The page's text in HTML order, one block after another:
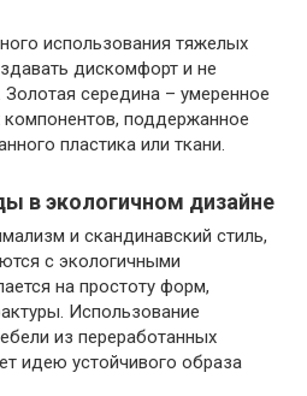
использования тяжелых
дискомфорт и не
середина – умеренное
компонентов, поддержанное
пластика или ткани.
в экологичном дизайне
и скандинавский стиль,
с экологичными
на простоту форм,
Использование
из переработанных
идею устойчивого образа